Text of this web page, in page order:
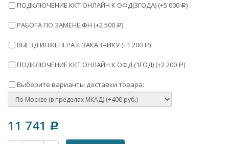
ПОДКЛЮЧЕНИЕ ККТ ОНЛАЙН К ОФД(3ГОДА) (+5 000 Р)
РАБОТА ПО ЗАМЕНЕ ФН (+2 500 Р)
ВЫЕЗД ИНЖЕНЕРА К ЗАКАЗЧИКУ (+1 200 Р)
ПОДКЛЮЧЕНИЕ ККТ ОНЛАЙН К ОФД (1ГОД) (+2 200 Р)
Выберите варианты доставки товара:
11 741 Р